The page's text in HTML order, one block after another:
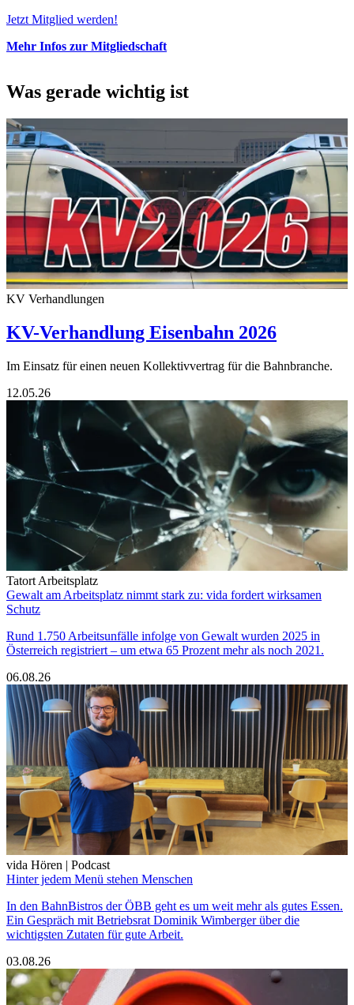
Jetzt Mitglied werden!
Mehr Infos zur Mitgliedschaft
Was gerade wichtig ist
KV Verhandlungen
KV-Verhandlung Eisenbahn 2026
Im Einsatz für einen neuen Kollektivvertrag für die Bahnbranche.
12.05.26
Tatort Arbeitsplatz
Gewalt am Arbeitsplatz nimmt stark zu: vida fordert wirksamen
Schutz
Rund 1.750 Arbeitsunfälle infolge von Gewalt wurden 2025 in
Österreich registriert – um etwa 65 Prozent mehr als noch 2021.
06.08.26
vida Hören | Podcast
Hinter jedem Menü stehen Menschen
In den BahnBistros der ÖBB geht es um weit mehr als gutes Essen.
Ein Gespräch mit Betriebsrat Dominik Wimberger über die
wichtigsten Zutaten für gute Arbeit.
03.08.26